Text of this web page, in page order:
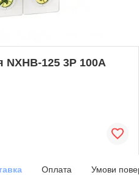
125 3P 100A
Оплата Умови